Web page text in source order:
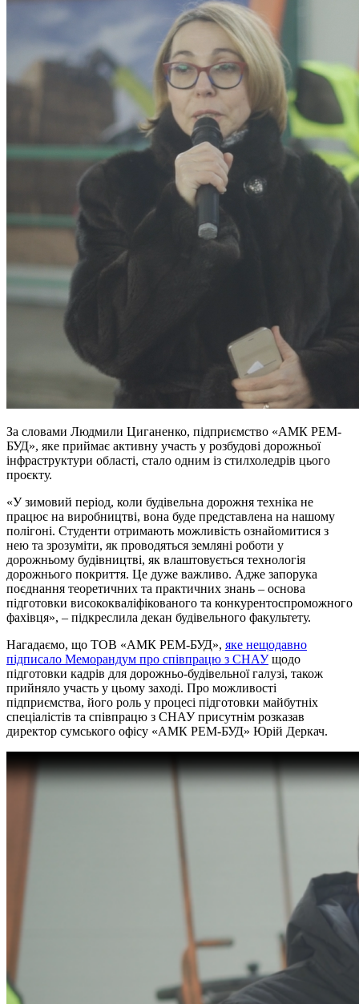
За словами Людмили Циганенко, підприємство «АМК РЕМ-
БУД», яке приймає активну участь у розбудові дорожньої
інфраструктури області, стало одним із стилхоледрів цього
проєкту.
«У зимовий період, коли будівельна дорожня техніка не
працює на виробництві, вона буде представлена на нашому
полігоні. Студенти отримають можливість ознайомитися з
нею та зрозуміти, як проводяться земляні роботи у
дорожньому будівництві, як влаштовується технологія
дорожнього покриття. Це дуже важливо. Адже запорука
поєднання теоретичних та практичних знань – основа
підготовки висококваліфікованого та конкурентоспроможного
фахівця», – підкреслила декан будівельного факультету.
Нагадаємо, що ТОВ «АМК РЕМ-БУД», яке нещодавно
підписало Меморандум про співпрацю з СНАУщодо
підготовки кадрів для дорожньо-будівельної галузі, також
прийняло участь у цьому заході. Про можливості
підприємства, його роль у процесі підготовки майбутніх
спеціалістів та співпрацю з СНАУ присутнім розказав
директор сумського офісу «АМК РЕМ-БУД» Юрій Деркач.